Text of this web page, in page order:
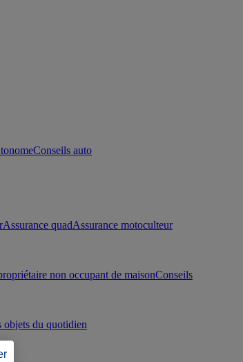
Conseils auto
Assurance quadAssurance motoculteur
non occupant de maisonConseils
objets du quotidien